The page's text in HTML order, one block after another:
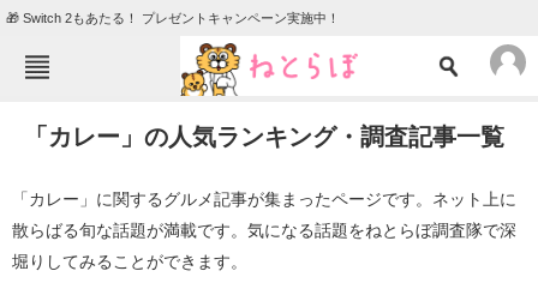
🎁 Switch 2もあたる！ プレゼントキャンペーン実施中！
TOP ニュース
グルメ 地域
「カレー」の人気ランキング・調査記事一覧
「カレー」に関するグルメ記事が集まったページです。ネット上に
散らばる旬な話題が満載です。気になる話題をねとらぼ調査隊で深
堀りしてみることができます。